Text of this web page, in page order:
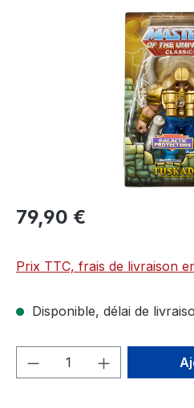
Ignorer la galerie d'images
79,90 €
Prix TTC, frais de livraison
Disponible, délai de
Quantité de